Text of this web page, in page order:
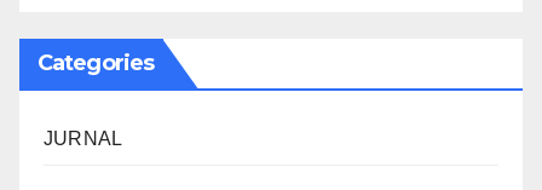
Categories
JURNAL